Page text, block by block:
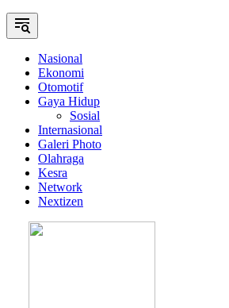
Nasional
Ekonomi
Otomotif
Gaya Hidup
Sosial
Internasional
Galeri Photo
Olahraga
Kesra
Network
Nextizen